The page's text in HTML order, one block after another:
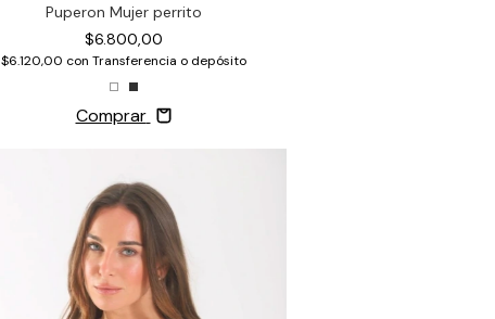
Puperon Mujer perrito
$6.800,00
$6.120,00 con Transferencia o depósito
Comprar